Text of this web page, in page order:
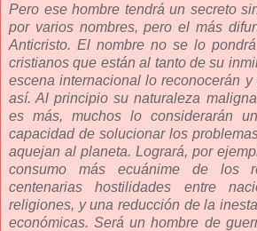
Pero ese hombre tendrá un secreto
por varios nombres, pero el más
Anticristo. El nombre no se lo
cristianos que están al tanto de su
escena internacional lo reconocerán
así. Al principio su naturaleza
es más, muchos lo considerarán
capacidad de solucionar los
aquejan al planeta. Logrará, por
consumo más ecuánime de los
centenarias hostilidades entre
religiones, y una reducción de la
económicas. Será un hombre de